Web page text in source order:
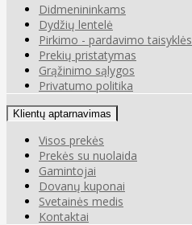
Didmenininkams
Dydžių lentelė
Pirkimo - pardavimo taisyklės
Prekių pristatymas
Grąžinimo sąlygos
Privatumo politika
Klientų aptarnavimas
Visos prekės
Prekės su nuolaida
Gamintojai
Dovanų kuponai
Svetainės medis
Kontaktai